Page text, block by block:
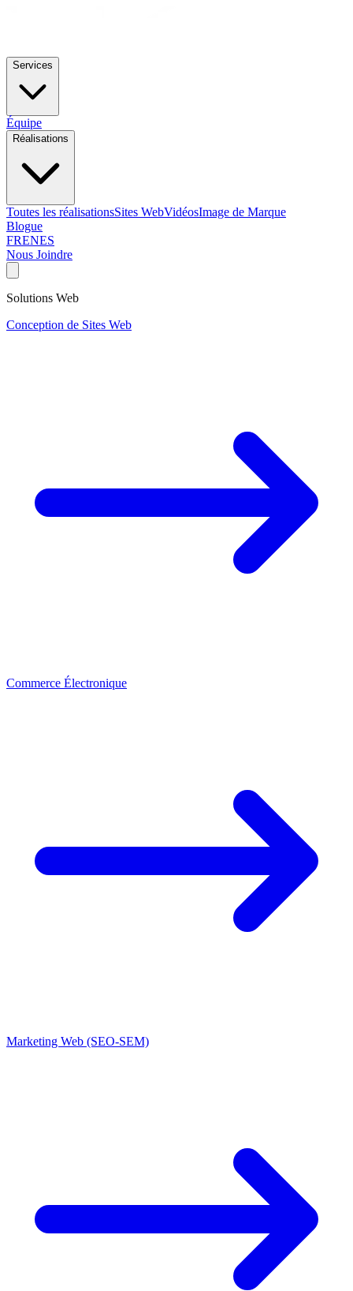
Services
Équipe
Réalisations
Toutes les réalisationsSites WebVidéosImage de Marque
Blogue
FRENES
Nous Joindre
Solutions Web
Conception de Sites Web
Commerce Électronique
Marketing Web (SEO-SEM)